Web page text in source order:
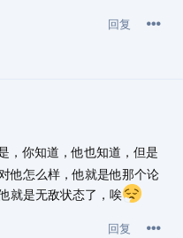
回复
，你知道，他也知道，但是
他怎么样，他就是他那个论
就是无敌状态了，唉
回复